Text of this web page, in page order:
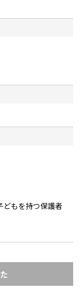
どもを持つ保護者